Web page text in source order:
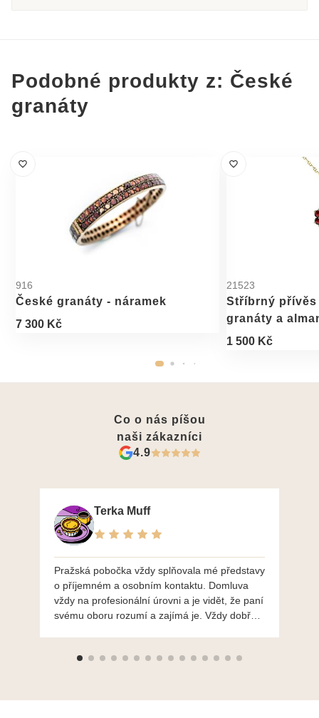
Podobné produkty z: České
granáty
916
České granáty - náramek
7 300 Kč
21523
Stříbrný přívěs
granáty a
1 500 Kč
Co o nás píšou
naši zákazníci
4.9
Terka Muff
Pražská pobočka vždy splňovala mé představy
o příjemném a osobním kontaktu. Domluva
vždy na profesionální úrovni a je vidět, že paní
svému oboru rozumí a zajímá je. Vždy dobře a
výběru, jak už bylo napsáno - na požádání